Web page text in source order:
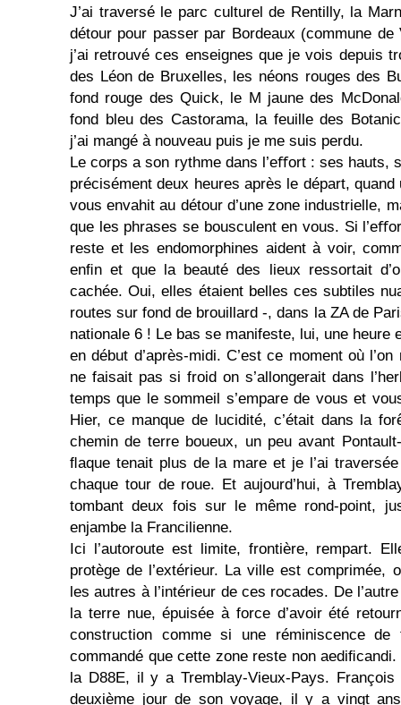
J’ai traversé le parc culturel de Rentilly, la
détour pour passer par Bordeaux (commune
j’ai retrouvé ces enseignes que je vois depuis
des Léon de Bruxelles, les néons rouges des
fond rouge des Quick, le M jaune des
fond bleu des Castorama, la feuille des
j’ai mangé à nouveau puis je me suis perdu.
Le corps a son rythme dans l’eﬀort : ses hauts,
précisément deux heures après le départ,
vous envahit au détour d’une zone industrielle,
que les phrases se bousculent en vous. Si
reste et les endomorphines aident à voir,
enﬁn et que la beauté des lieux ressortait
cachée. Oui, elles étaient belles ces subtiles
routes sur fond de brouillard -, dans la ZA de
nationale 6 ! Le bas se manifeste, lui, une heure
en début d’après-midi. C’est ce moment où
ne faisait pas si froid on s’allongerait dans
temps que le sommeil s’empare de vous et
Hier, ce manque de lucidité, c’était dans la
chemin de terre boueux, un peu avant
ﬂaque tenait plus de la mare et je l’ai
chaque tour de roue. Et aujourd’hui, à
tombant deux fois sur le même rond-point,
enjambe la Francilienne.
Ici l’autoroute est limite, frontière, rempart.
protège de l’extérieur. La ville est comprimée,
les autres à l’intérieur de ces rocades. De
la terre nue, épuisée à force d’avoir été
construction comme si une réminiscence
commandé que cette zone reste non
la D88E, il y a Trem­blay-Vieux-Pays.
deuxième jour de son voyage, il y a vingt